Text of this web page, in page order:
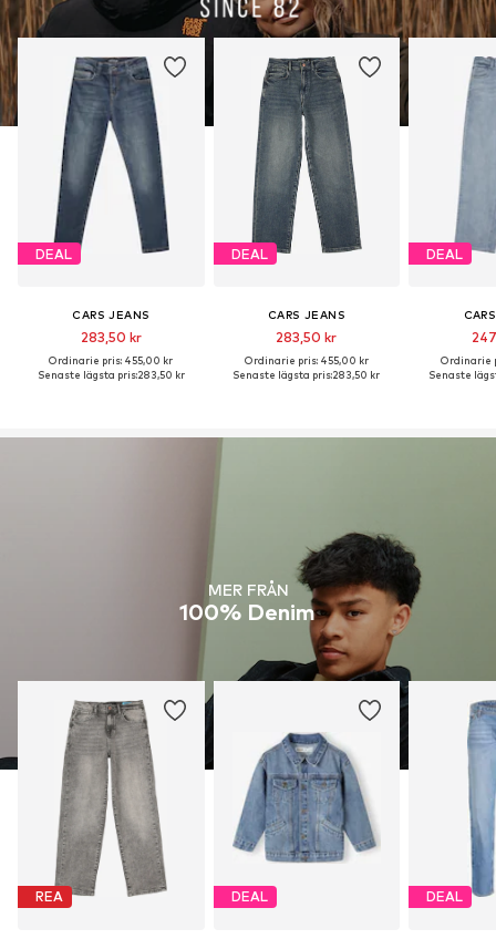
DEAL
CARS JEANS
283,50 kr
Ordinarie pris: 455,00 kr
Senaste lägsta pris:283,50 kr
DEAL
CARS JEANS
283,50 kr
Ordinarie pris: 455,00 kr
Senaste lägsta pris:283,50 kr
DEAL
Ordinarie
Senaste
MER FRÅN
100% Denim
REA DEAL DEAL